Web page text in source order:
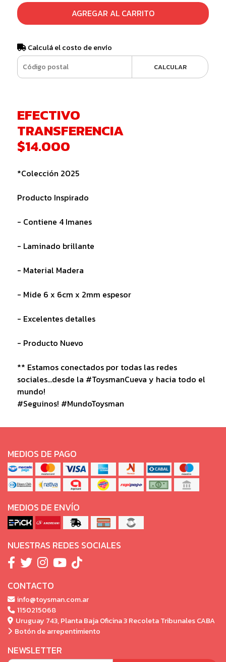
AGREGAR AL CARRITO
Calculá el costo de envío
CALCULAR
EFECTIVO
TRANSFERENCIA
$14.000
*Colección 2025
Producto Inspirado
- Contiene 4 Imanes
- Laminado brillante
- Material Madera
- Mide 6 x 6cm x 2mm espesor
- Excelentes detalles
- Producto Nuevo
** Estamos conectados por todas las redes
sociales...desde la #ToysmanCueva y hacia todo el
mundo!
#Seguinos! #MundoToysman
MEDIOS DE PAGO
MEDIOS DE ENVÍO
NUESTRAS REDES SOCIALES
CONTACTO
info@toysman.com.ar
1150215068
Uruguay 743, Planta Baja Oficina 3 Recoleta Tribunales CABA
Botón de arrepentimiento
NEWSLETTER